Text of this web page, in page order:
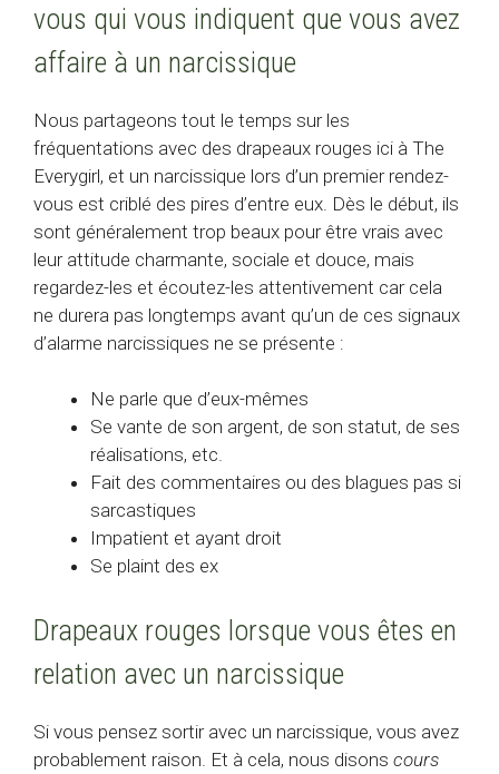
vous qui vous indiquent que vous avez
affaire à un narcissique
Nous partageons tout le temps sur les
fréquentations avec des drapeaux rouges ici à The
Everygirl, et un narcissique lors d’un premier rendez-
vous est criblé des pires d’entre eux. Dès le début, ils
sont généralement trop beaux pour être vrais avec
leur attitude charmante, sociale et douce, mais
regardez-les et écoutez-les attentivement car cela
ne durera pas longtemps avant qu’un de ces signaux
d’alarme narcissiques ne se présente :
Ne parle que d’eux-mêmes
Se vante de son argent, de son statut, de ses
réalisations, etc.
Fait des commentaires ou des blagues pas si
sarcastiques
Impatient et ayant droit
Se plaint des ex
Drapeaux rouges lorsque vous êtes en
relation avec un narcissique
Si vous pensez sortir avec un narcissique, vous avez
probablement raison. Et à cela, nous disons cours